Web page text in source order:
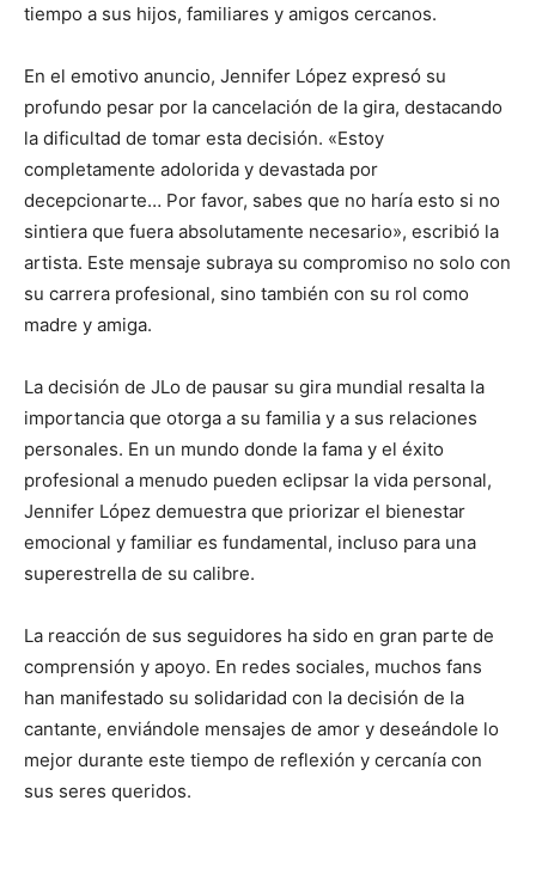
tiempo a sus hijos, familiares y amigos cercanos.
En el emotivo anuncio, Jennifer López expresó su
profundo pesar por la cancelación de la gira, destacando
la dificultad de tomar esta decisión. «Estoy
completamente adolorida y devastada por
decepcionarte… Por favor, sabes que no haría esto si no
sintiera que fuera absolutamente necesario», escribió la
artista. Este mensaje subraya su compromiso no solo con
su carrera profesional, sino también con su rol como
madre y amiga.
La decisión de JLo de pausar su gira mundial resalta la
importancia que otorga a su familia y a sus relaciones
personales. En un mundo donde la fama y el éxito
profesional a menudo pueden eclipsar la vida personal,
Jennifer López demuestra que priorizar el bienestar
emocional y familiar es fundamental, incluso para una
superestrella de su calibre.
La reacción de sus seguidores ha sido en gran parte de
comprensión y apoyo. En redes sociales, muchos fans
han manifestado su solidaridad con la decisión de la
cantante, enviándole mensajes de amor y deseándole lo
mejor durante este tiempo de reflexión y cercanía con
sus seres queridos.